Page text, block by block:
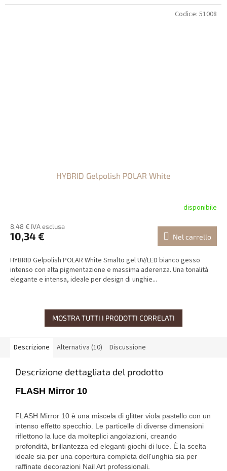
HYBRID Gelpolish POLAR White
disponibile
8,48 € IVA esclusa
10,34 € Nel carrello
HYBRID Gelpolish POLAR White Smalto gel UV/LED bianco gesso
intenso con alta pigmentazione e massima aderenza. Una tonalità
elegante e intensa, ideale per design di unghie...
Codice: 51008
MOSTRA TUTTI I PRODOTTI CORRELATI
Descrizione Alternativa (10) Discussione
Descrizione dettagliata del prodotto
FLASH Mirror 10
FLASH Mirror 10 è una miscela di glitter viola pastello con un
intenso effetto specchio. Le particelle di diverse dimensioni
riflettono la luce da molteplici angolazioni, creando
profondità, brillantezza ed eleganti giochi di luce. È la scelta
ideale sia per una copertura completa dell'unghia sia per
raffinate decorazioni Nail Art professionali.